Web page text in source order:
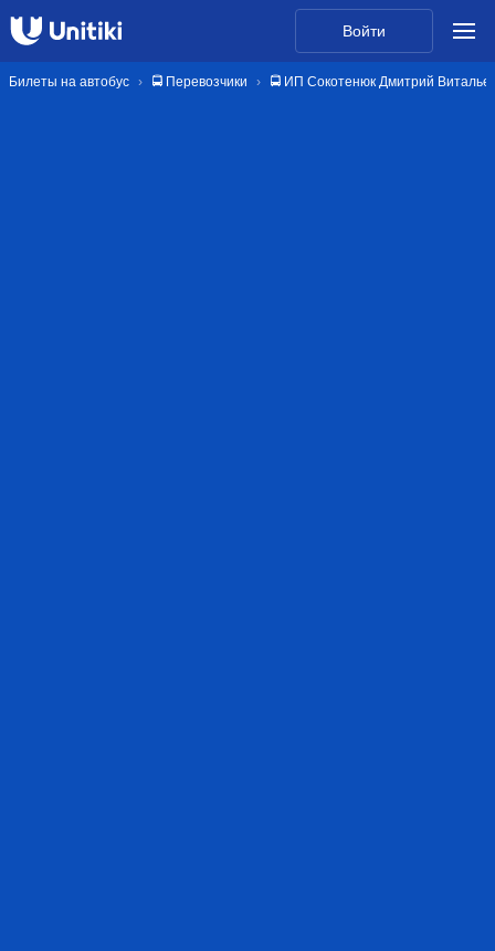
Войти
Билеты на автобус 🚍 Перевозчики 🚍 ИП Сокотенюк Дмитрий